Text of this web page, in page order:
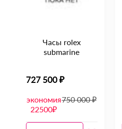
Часы rolex
submarine
727 500 ₽
экономия
22500₽
750 000 ₽